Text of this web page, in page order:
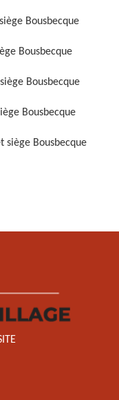
de fauteuil,
Bousbecque
Bousbecque
Bousbecque
Bousbecque
siège Bousbecque